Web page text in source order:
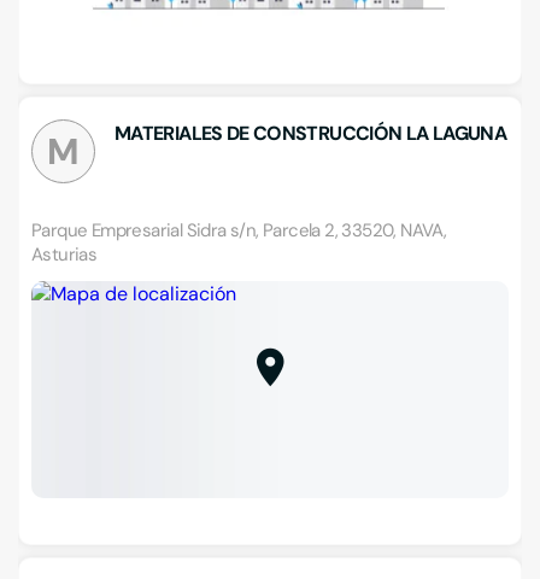
M MATERIALES DE CONSTRUCCIÓN LA LAGUNA
Parque Empresarial Sidra s/n, Parcela 2, 33520, NAVA,
Asturias